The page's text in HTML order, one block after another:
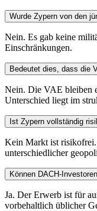
Wurde Zypern von den
Nein. Es gab keine
Einschränkungen.
Bedeutet dies, dass die
Nein. Die VAE bleiben
Unterschied liegt im
Ist Zypern vollständig
Kein Markt ist
unterschiedlicher
Können DACH-
Ja. Der Erwerb ist für
vorbehaltlich üblicher